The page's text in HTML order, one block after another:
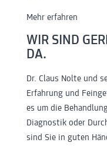
Mehr erfahren
WIR SIND
DA.
Dr. Claus Nolte und
Erfahrung und
es um die
Diagnostik oder
sind Sie in guten